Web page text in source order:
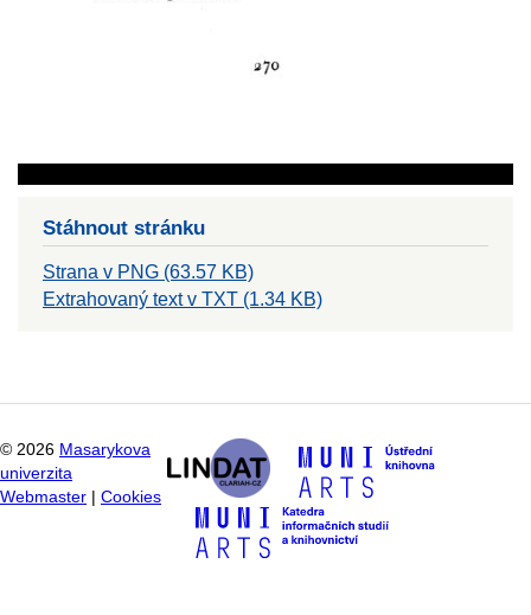
Stáhnout stránku
Strana v PNG (63.57 KB)
Extrahovaný text v TXT (1.34 KB)
© 2026 Masarykova
univerzita
Webmaster
Cookies